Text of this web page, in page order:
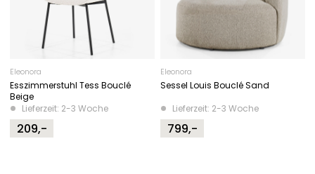
Eleonora
Esszimmerstuhl Tess Bouclé
Beige
Lieferzeit: 2-3 Woche
209,-
Eleonora
Sessel Louis Bouclé Sand
Lieferzeit: 2-3 Woche
799,-